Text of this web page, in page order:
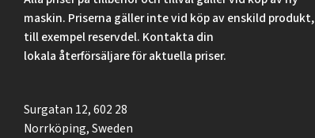
maskin. Priserna gäller inte vid köp av enskild produkt,
till exempel reservdel. Kontakta din
lokala återförsäljare för aktuella priser.
Surgatan 12, 602 28
Norrköping, Sweden